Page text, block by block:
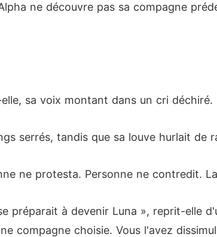
ne découvre pas sa compagne
sa voix montant dans un cri déchiré.
serrés, tandis que sa louve hurlait de
ne protesta. Personne ne contredit.
préparait à devenir Luna », reprit-elle
compagne choisie. Vous l'avez